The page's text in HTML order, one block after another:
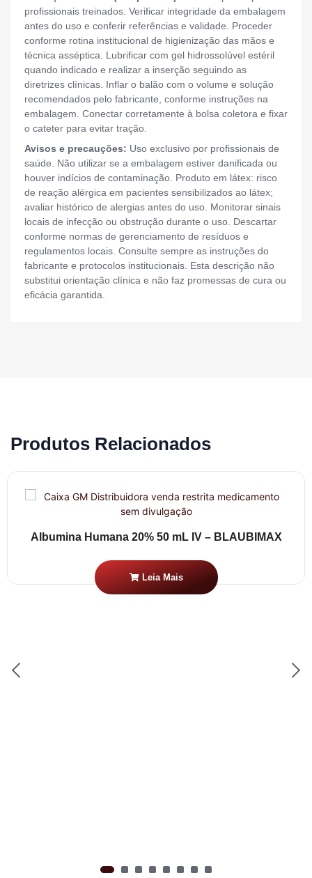
profissionais treinados. Verificar integridade da embalagem
antes do uso e conferir referências e validade. Proceder
conforme rotina institucional de higienização das mãos e
técnica asséptica. Lubrificar com gel hidrossolúvel estéril
quando indicado e realizar a inserção seguindo as
diretrizes clínicas. Inflar o balão com o volume e solução
recomendados pelo fabricante, conforme instruções na
embalagem. Conectar corretamente à bolsa coletora e fixar
o cateter para evitar tração.
Avisos e precauções: Uso exclusivo por profissionais de
saúde. Não utilizar se a embalagem estiver danificada ou
houver indícios de contaminação. Produto em látex: risco
de reação alérgica em pacientes sensibilizados ao látex;
avaliar histórico de alergias antes do uso. Monitorar sinais
locais de infecção ou obstrução durante o uso. Descartar
conforme normas de gerenciamento de resíduos e
regulamentos locais. Consulte sempre as instruções do
fabricante e protocolos institucionais. Esta descrição não
substitui orientação clínica e não faz promessas de cura ou
eficácia garantida.
Produtos Relacionados
Albumina Humana 20% 50 mL IV – BLAUBIMAX
Leia Mais